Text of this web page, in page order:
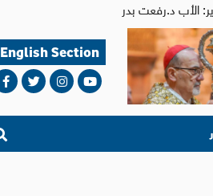
English Section